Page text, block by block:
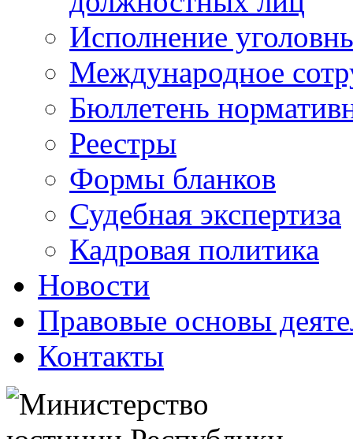
Исполнение
Международное
Бюллетень
Реестры
Формы бланков
Судебная экспертиза
Кадровая политика
Новости
Правовые основы
Контакты